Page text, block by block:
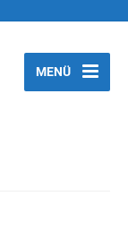
MENÜ